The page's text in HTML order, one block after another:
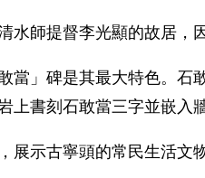
水師提督李光顯的故居，
當」碑是其最大特色。
上書刻石敢當三字並嵌入
展示古寧頭的常民生活文